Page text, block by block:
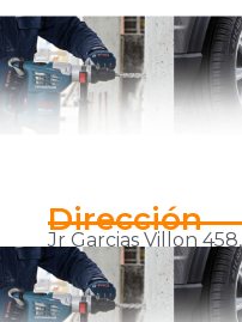
Dirección
Jr Garcias Villon